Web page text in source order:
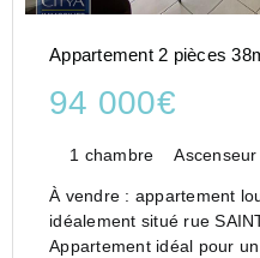
Appartement 2 pièces
94 000€
1 chambre Ascenseur
À vendre : appartement
idéalement situé rue
Appartement idéal pour